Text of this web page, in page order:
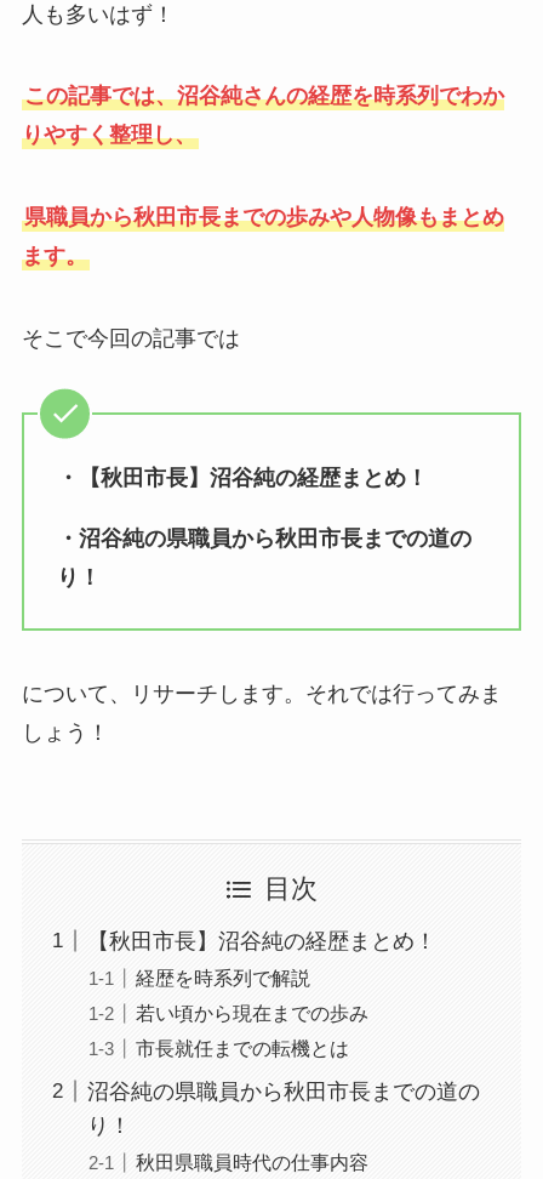
人も多いはず！
この記事では、沼谷純さんの経歴を時系列でわか
りやすく整理し、
県職員から秋田市長までの歩みや人物像もまとめ
ます。
そこで今回の記事では
・【秋田市長】沼谷純の経歴まとめ！
・沼谷純の県職員から秋田市長までの道の
り！
について、リサーチします。それでは行ってみま
しょう！
目次
【秋田市長】沼谷純の経歴まとめ！
経歴を時系列で解説
若い頃から現在までの歩み
市長就任までの転機とは
沼谷純の県職員から秋田市長までの道の
り！
秋田県職員時代の仕事内容